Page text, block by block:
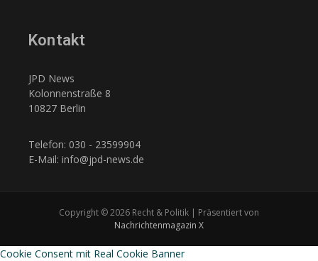
Kontakt
JPD News
Kolonnenstraße 8
10827 Berlin
Telefon: 030 - 23599904
E-Mail: info@jpd-news.de
Copyright © 2026 Recht & Politik | Präsentiert von
Nachrichtenmagazin X
Cookie Consent mit Real Cookie Banner